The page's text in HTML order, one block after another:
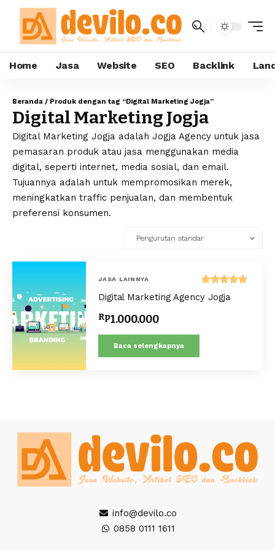
Home Jasa Website SEO Backlink
Beranda / Produk dengan tag “Digital Marketing Jogja”
Digital Marketing Jogja
Digital Marketing Jogja adalah Jogja Agency untuk jasa
pemasaran produk atau jasa menggunakan media
digital, seperti internet, media sosial, dan email.
Tujuannya adalah untuk mempromosikan merek,
meningkatkan traffic penjualan, dan membentuk
preferensi konsumen.
JASA LAINNYA
Dinilai
5.00
Digital Marketing Agency Jogja
Rp1.000.000
Baca selengkapnya
info@devilo.co
0858 0111 1611